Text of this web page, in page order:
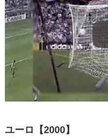
ユーロ【2000】